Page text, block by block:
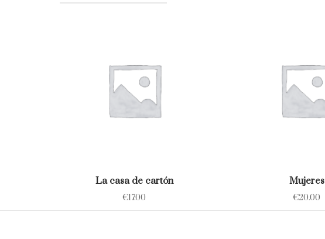
La casa de cartón
€17.00
Mujeres
€20.00